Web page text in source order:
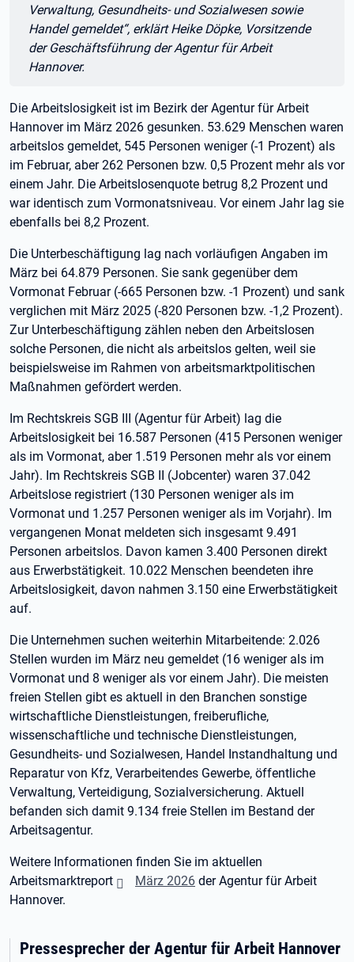
Verwaltung, Gesundheits- und Sozialwesen sowie
Handel gemeldet“, erklärt Heike Döpke, Vorsitzende
der Geschäftsführung der Agentur für Arbeit
Hannover.
Die Arbeitslosigkeit ist im Bezirk der Agentur für Arbeit
Hannover im März 2026 gesunken. 53.629 Menschen waren
arbeitslos gemeldet, 545 Personen weniger (-1 Prozent) als
im Februar, aber 262 Personen bzw. 0,5 Prozent mehr als vor
einem Jahr. Die Arbeitslosenquote betrug 8,2 Prozent und
war identisch zum Vormonatsniveau. Vor einem Jahr lag sie
ebenfalls bei 8,2 Prozent.
Die Unterbeschäftigung lag nach vorläufigen Angaben im
März bei 64.879 Personen. Sie sank gegenüber dem
Vormonat Februar (-665 Personen bzw. -1 Prozent) und sank
verglichen mit März 2025 (-820 Personen bzw. -1,2 Prozent).
Zur Unterbeschäftigung zählen neben den Arbeitslosen
solche Personen, die nicht als arbeitslos gelten, weil sie
beispielsweise im Rahmen von arbeitsmarktpolitischen
Maßnahmen gefördert werden.
Im Rechtskreis SGB III (Agentur für Arbeit) lag die
Arbeitslosigkeit bei 16.587 Personen (415 Personen weniger
als im Vormonat, aber 1.519 Personen mehr als vor einem
Jahr). Im Rechtskreis SGB II (Jobcenter) waren 37.042
Arbeitslose registriert (130 Personen weniger als im
Vormonat und 1.257 Personen weniger als im Vorjahr). Im
vergangenen Monat meldeten sich insgesamt 9.491
Personen arbeitslos. Davon kamen 3.400 Personen direkt
aus Erwerbstätigkeit. 10.022 Menschen beendeten ihre
Arbeitslosigkeit, davon nahmen 3.150 eine Erwerbstätigkeit
auf.
Die Unternehmen suchen weiterhin Mitarbeitende: 2.026
Stellen wurden im März neu gemeldet (16 weniger als im
Vormonat und 8 weniger als vor einem Jahr). Die meisten
freien Stellen gibt es aktuell in den Branchen sonstige
wirtschaftliche Dienstleistungen, freiberufliche,
wissenschaftliche und technische Dienstleistungen,
Gesundheits- und Sozialwesen, Handel Instandhaltung und
Reparatur von Kfz, Verarbeitendes Gewerbe, öffentliche
Verwaltung, Verteidigung, Sozialversicherung. Aktuell
befanden sich damit 9.134 freie Stellen im Bestand der
Arbeitsagentur.
Weitere Informationen finden Sie im aktuellen
Arbeitsmarktreport
März 2026 der Agentur für Arbeit
Hannover.
Pressesprecher der Agentur für Arbeit Hannover